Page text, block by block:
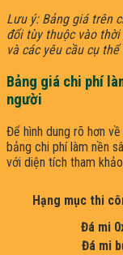
Lưu ý: Bảng giá trên
đổi tùy thuộc vào
và các yêu cầu cụ
Bảng giá chi phí
người
Để hình dung rõ hơn
bảng chi phí làm nền
với diện tích tham
Hạng mục thi
Đá mi
Đá mi